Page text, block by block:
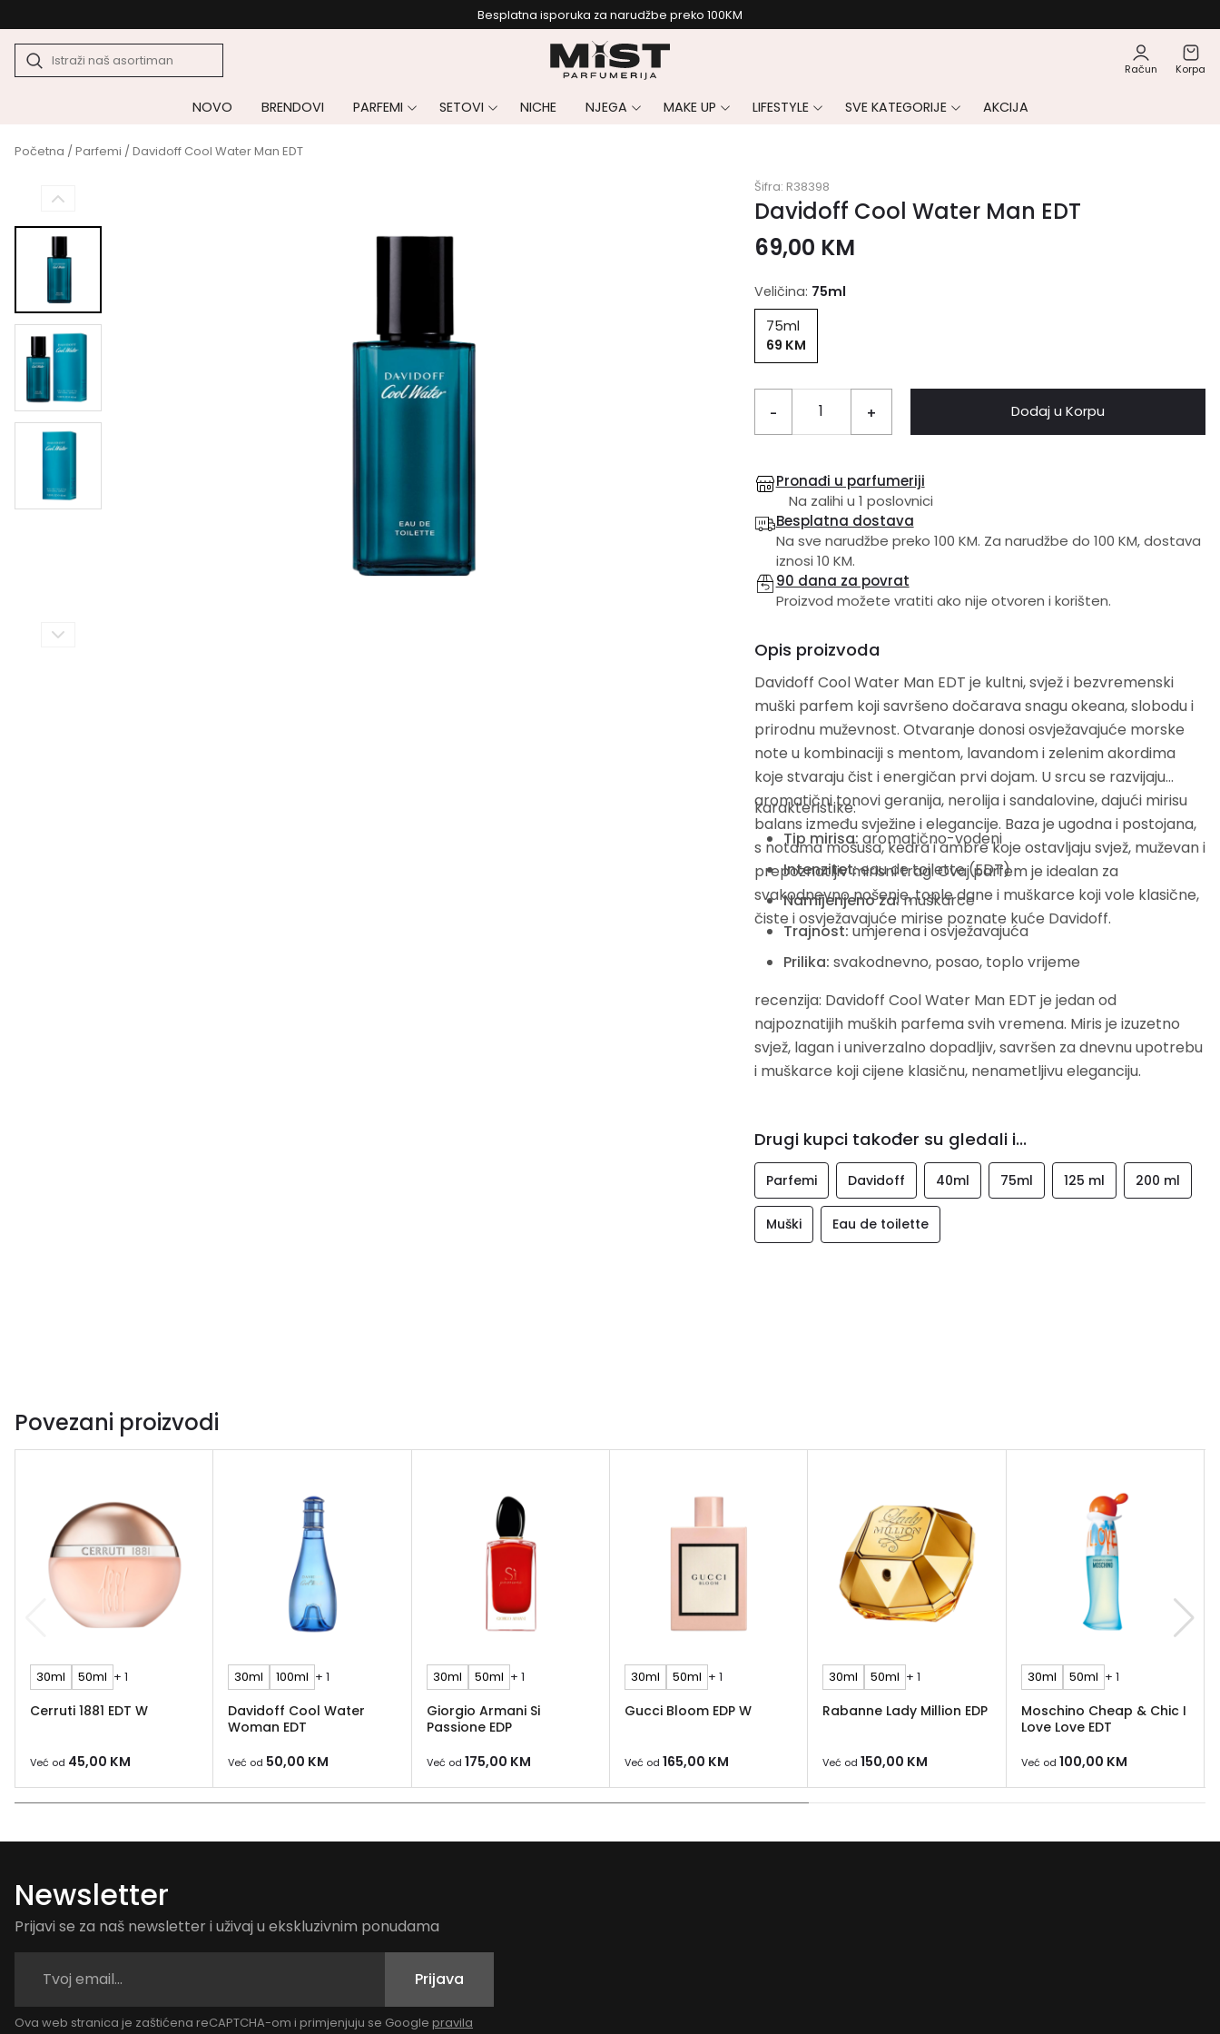
Besplatna isporuka za narudžbe preko 100KM
Račun Korpa
NOVO BRENDOVI PARFEMI SETOVI NICHE NJEGA MAKE UP LIFESTYLE SVE KATEGORIJE AKCIJA
Početna /Parfemi / Davidoff Cool Water Man EDT
Šifra: R38398
Davidoff Cool Water Man EDT
69,00 KM
Veličina: 75ml
75ml
69 KM
- + Dodaj u Korpu
Pronađi u parfumeriji
Na zalihi u 1 poslovnici
Besplatna dostava
Na sve narudžbe preko 100 KM. Za narudžbe do 100 KM, dostava
iznosi 10 KM.
90 dana za povrat
Proizvod možete vratiti ako nije otvoren i korišten.
Opis proizvoda
Davidoff Cool Water Man EDT je kultni, svjež i bezvremenski
muški parfem koji savršeno dočarava snagu okeana, slobodu i
prirodnu muževnost. Otvaranje donosi osvježavajuće morske
note u kombinaciji s mentom, lavandom i zelenim akordima
koje stvaraju čist i energičan prvi dojam. U srcu se razvijaju
aromatični tonovi geranija, nerolija i sandalovine, dajući mirisu
balans između svježine i elegancije. Baza je ugodna i postojana,
s notama mošusa, kedra i ambre koje ostavljaju svjež, muževan i
prepoznatljiv mirisni trag. Ovaj parfem je idealan za
svakodnevno nošenje, tople dane i muškarce koji vole klasične,
čiste i osvježavajuće mirise poznate kuće Davidoff.
karakteristike:
Tip mirisa: aromatično-vodeni
Intenzitet:eau de toilette (EDT)
Namijenjeno za:muškarce
Trajnost:umjerena i osvježavajuća
Prilika: svakodnevno, posao, toplo vrijeme
recenzija: Davidoff Cool Water Man EDT je jedan od
najpoznatijih muških parfema svih vremena. Miris je izuzetno
svjež, lagan i univerzalno dopadljiv, savršen za dnevnu upotrebu
i muškarce koji cijene klasičnu, nenametljivu eleganciju.
Drugi kupci također su gledali i...
Parfemi Davidoff 40ml 75ml 125 ml 200 ml
Muški Eau de toilette
Povezani proizvodi
30ml 50ml + 1
Cerruti 1881 EDT W
Već od 45,00 KM
30ml 100ml + 1
Davidoff Cool Water
Woman EDT
Već od 50,00 KM
30ml 50ml + 1
Giorgio Armani Si
Passione EDP
Već od 175,00 KM
30ml 50ml + 1
Gucci Bloom EDP W
Već od 165,00 KM
30ml 50ml + 1
Rabanne Lady Million EDP
Već od 150,00 KM
30ml 50ml + 1
Moschino Cheap & Chic I
Love Love EDT
Već od 100,00 KM
Newsletter
Prijavi se za naš newsletter i uživaj u ekskluzivnim ponudama
Prijava
Ova web stranica je zaštićena reCAPTCHA-om i primjenjuju se Google pravila